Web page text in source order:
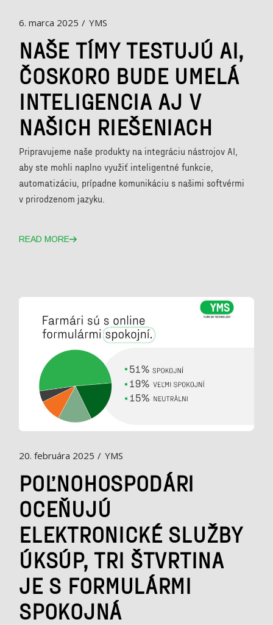
6. marca 2025 YMS
NAŠE TÍMY TESTUJÚ AI,
ČOSKORO BUDE UMELÁ
INTELIGENCIA AJ V
NAŠICH RIEŠENIACH
Pripravujeme naše produkty na integráciu nástrojov AI,
aby ste mohli naplno využiť inteligentné funkcie,
automatizáciu, prípadne komunikáciu s našimi softvérmi
v prirodzenom jazyku.
READ MORE
20. februára 2025 YMS
POĽNOHOSPODÁRI
OCEŇUJÚ
ELEKTRONICKÉ SLUŽBY
ÚKSÚP, TRI ŠTVRTINA
JE S FORMULÁRMI
SPOKOJNÁ